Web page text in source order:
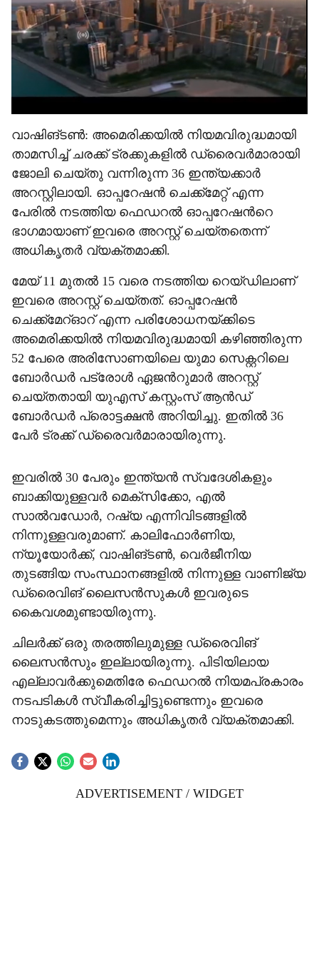
വാഷിങ്ടൺ: അമെരിക്കയിൽ നിയമവിരുദ്ധമായി
താമസിച്ച് ചരക്ക് ട്രക്കുകളിൽ ഡ്രൈവർമാരായി
ജോലി ചെയ്തു വന്നിരുന്ന 36 ഇന്ത്യക്കാർ
അറസ്റ്റിലായി. ഓപ്പറേഷൻ ചെക്ക്മേറ്റ് എന്ന
പേരിൽ നടത്തിയ ഫെഡറൽ ഓപ്പറേഷന്‍റെ
ഭാഗമായാണ് ഇവരെ അറസ്റ്റ് ചെയ്തതെന്ന്
അധികൃതർ വ്യക്തമാക്കി.
മേയ് 11 മുതൽ 15 വരെ നടത്തിയ റെയ്ഡിലാണ്
ഇവരെ അറസ്റ്റ് ചെയ്തത്. ഓപ്പറേഷൻ
ചെക്ക്മേറ്ഓറ് എന്ന പരിശോധനയ്ക്കിടെ
അമെരിക്കയിൽ നിയമവിരുദ്ധമായി കഴിഞ്ഞിരുന്ന
52 പേരെ അരിസോണയിലെ യുമാ സെക്റ്ററിലെ
ബോർഡർ പട്രോൾ ഏജന്‍റുമാർ അറസ്റ്റ്
ചെയ്തതായി യുഎസ് കസ്റ്റംസ് ആൻഡ്
ബോർഡർ പ്രൊട്ടക്ഷൻ അറിയിച്ചു. ഇതിൽ 36
പേർ ട്രക്ക് ഡ്രൈവർമാരായിരുന്നു.
ഇവരിൽ 30 പേരും ഇന്ത്യൻ സ്വദേശികളും
ബാക്കിയുള്ളവർ മെക്സിക്കോ, എൽ
സാൽവഡോർ, റഷ്യ എന്നിവിടങ്ങളിൽ
നിന്നുള്ളവരുമാണ്. കാലിഫോർണിയ,
ന്യൂയോർക്ക്, വാഷിങ്ടൺ, വെർജീനിയ
തുടങ്ങിയ സംസ്ഥാനങ്ങളിൽ നിന്നുള്ള വാണിജ്യ
ഡ്രൈവിങ് ലൈസൻസുകൾ ഇവരുടെ
കൈവശമുണ്ടായിരുന്നു.
ചിലർക്ക് ഒരു തരത്തിലുമുള്ള ഡ്രൈവിങ്
ലൈസൻസും ഇല്ലായിരുന്നു. പിടിയിലായ
എല്ലാവർക്കുമെതിരേ ഫെഡറൽ നിയമപ്രകാരം
നടപടികൾ സ്വീകരിച്ചിട്ടുണ്ടെന്നും ഇവരെ
നാടുകടത്തുമെന്നും അധികൃതർ വ്യക്തമാക്കി.
ADVERTISEMENT / WIDGET